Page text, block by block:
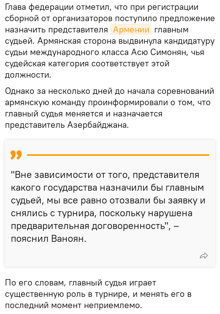
Глава федерации отметил, что при регистрации
сборной от организаторов поступило предложение
назначить представителя Армении главным
судьей. Армянская сторона выдвинула кандидатуру
судьи международного класса Асю Симонян, чья
судейская категория соответствует этой
должности.
Однако за несколько дней до начала соревнований
армянскую команду проинформировали о том, что
главный судья меняется и назначается
представитель Азербайджана.
"Вне зависимости от того, представителя
какого государства назначили бы главным
судьей, мы все равно отозвали бы заявку и
снялись с турнира, поскольку нарушена
предварительная договоренность", –
пояснил Ваноян.
По его словам, главный судья играет
существенную роль в турнире, и менять его в
последний момент неприемлемо.